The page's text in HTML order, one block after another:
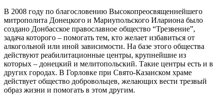
В 2008 году по благословению Высокопреосвященнейшего
митрополита Донецкого и Мариупольского Илариона было
создано Донбасское православное общество “Трезвение”,
задача которого – помогать тем, кто желает избавиться от
алкогольной или иной зависимости. На базе этого общества
действуют реабилитационные центры, крупнейшие из
которых – донецкий и мелитопольский. Такие центры есть и в
других городах. В Горловке при Свято-Казанском храме
действует общество добровольцев, желающих вести трезвый
образ жизни и помогать в этом другим.